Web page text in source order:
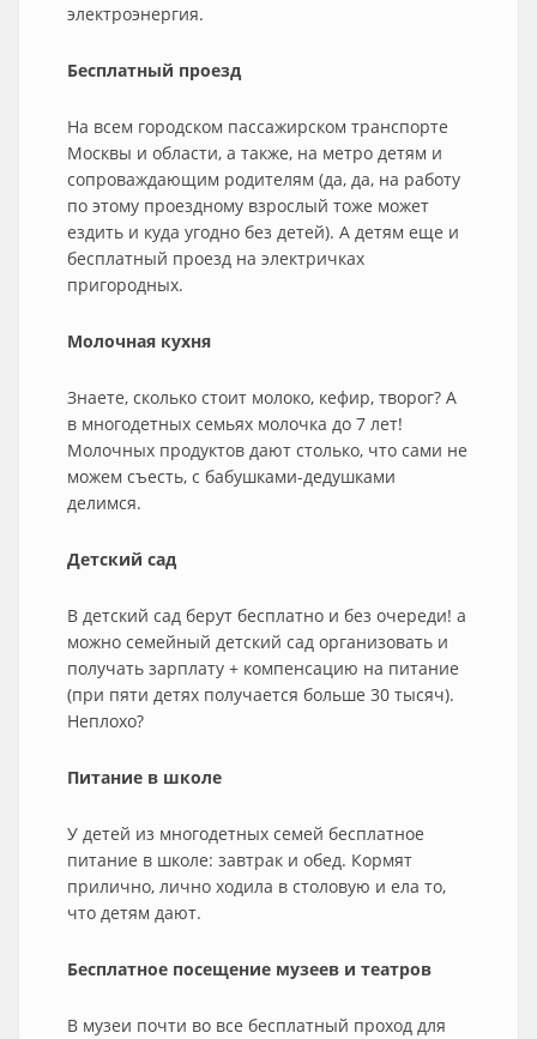
электроэнергия.
Бесплатный проезд
На всем городском пассажирском транспорте
Москвы и области, а также, на метро детям и
сопроваждающим родителям (да, да, на работу
по этому проездному взрослый тоже может
ездить и куда угодно без детей). А детям еще и
бесплатный проезд на электричках
пригородных.
Молочная кухня
Знаете, сколько стоит молоко, кефир, творог? А
в многодетных семьях молочка до 7 лет!
Молочных продуктов дают столько, что сами не
можем съесть, с бабушками-дедушками
делимся.
Детский сад
В детский сад берут бесплатно и без очереди! а
можно семейный детский сад организовать и
получать зарплату + компенсацию на питание
(при пяти детях получается больше 30 тысяч).
Неплохо?
Питание в школе
У детей из многодетных семей бесплатное
питание в школе: завтрак и обед. Кормят
прилично, лично ходила в столовую и ела то,
что детям дают.
Бесплатное посещение музеев и театров
В музеи почти во все бесплатный проход для